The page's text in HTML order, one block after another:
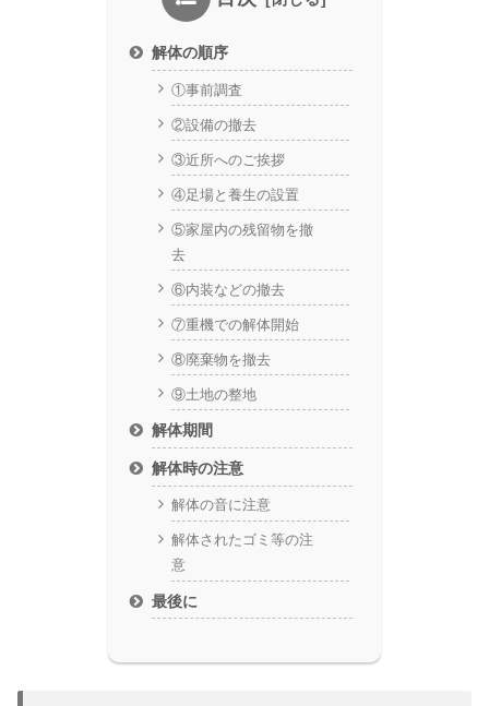
解体の順序
①事前調査
②設備の撤去
③近所へのご挨拶
④足場と養生の設置
⑤家屋内の残留物を撤
去
⑥内装などの撤去
⑦重機での解体開始
⑧廃棄物を撤去
⑨土地の整地
解体期間
解体時の注意
解体の音に注意
解体されたゴミ等の注
意
最後に